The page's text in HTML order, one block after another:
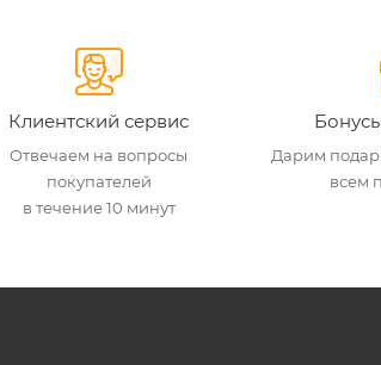
Клиентский сервис
Отвечаем на вопросы
покупателей
в течение 10 минут
Дарим
всем